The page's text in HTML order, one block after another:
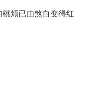
颊已由煞白变得红